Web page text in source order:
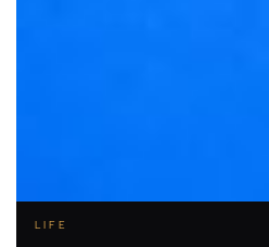
LIFE